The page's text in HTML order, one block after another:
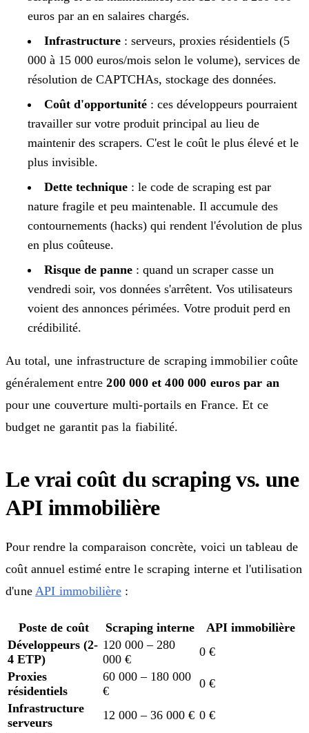
euros par an en salaires chargés.
Infrastructure : serveurs, proxies résidentiels (5
000 à 15 000 euros/mois selon le volume), services de
résolution de CAPTCHAs, stockage des données.
Coût d'opportunité : ces développeurs pourraient
travailler sur votre produit principal au lieu de
maintenir des scrapers. C'est le coût le plus élevé et le
plus invisible.
Dette technique : le code de scraping est par
nature fragile et peu maintenable. Il accumule des
contournements (hacks) qui rendent l'évolution de plus
en plus coûteuse.
Risque de panne : quand un scraper casse un
vendredi soir, vos données s'arrêtent. Vos utilisateurs
voient des annonces périmées. Votre produit perd en
crédibilité.
Au total, une infrastructure de scraping immobilier coûte
généralement entre200 000 et 400 000 euros par an
pour une couverture multi-portails en France. Et ce
budget ne garantit pas la fiabilité.
Le vrai coût du scraping vs. une
API immobilière
Pour rendre la comparaison concrète, voici un tableau de
coût annuel estimé entre le scraping interne et l'utilisation
d'uneAPI immobilière:
Poste de coût Scraping interne
API immobilière
Développeurs (2-
4 ETP)
120 000 – 280
000 €
0 €
Proxies
résidentiels
60 000 – 180 000
€
0 €
Infrastructure
serveurs
12 000 – 36 000 € 0 €